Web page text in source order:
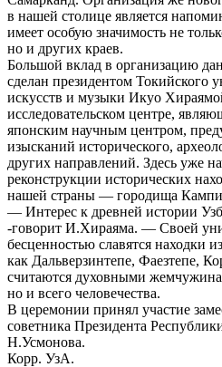
в нашей столице является
имеет особую значимость не
но и других краев.
Большой вклад в организацию
сделан президентом Токийского
искусств и музыки Икуо
исследовательском центре,
японским научным центром,
изысканий исторического,
других направлений. Здесь уже
реконструкции исторических
нашей страны — городища
— Интерес к древней истории
-говорит И.Хираяма. — Своей
бесценностью славятся находки
как Дальверзинтепе, Фаезтепе,
считаются духовными
но и всего человечества.
В церемонии принял участие
советника Президента
Н.Усмонова.
Корр. УзА.